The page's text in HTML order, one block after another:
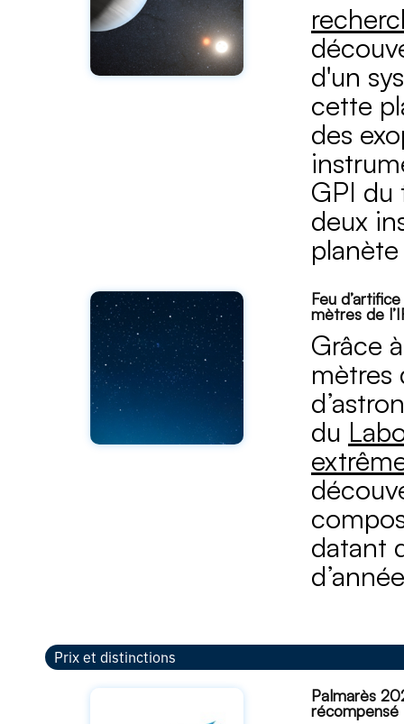
d'un
cette
des
GPI du
deux
Feu
mètres de
Grâce
mètres
du
datant
Prix et distinctions
Palmarès
récompensé